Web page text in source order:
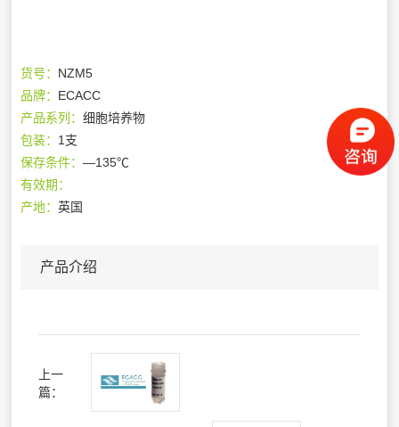
货号： NZM5
品牌： ECACC
产品系列：细胞培养物
包装： 1支
保存条件：—135℃
有效期：
产地：英国
产品介绍
上一
篇：